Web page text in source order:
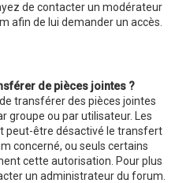
de contacter un modérateur
afin de lui demander un accès.
de pièces jointes ?
transférer des pièces jointes
groupe ou par utilisateur. Les
peut-être désactivé le transfert
concerné, ou seuls certains
cette autorisation. Pour plus
un administrateur du forum.